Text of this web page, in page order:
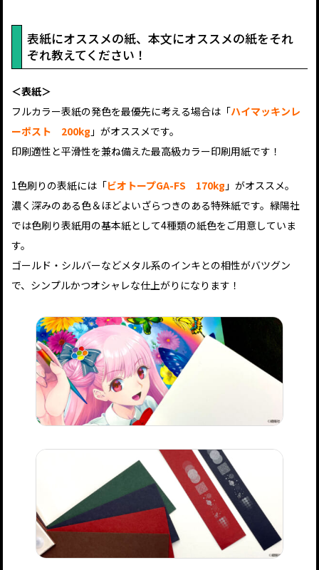
表紙にオススメの紙、本文にオススメの紙をそれ
ぞれ教えてください！
＜表紙＞
フルカラー表紙の発色を最優先に考える場合は「ハイマッキンレ
ーポスト 200kg 」がオススメです。
印刷適性と平滑性を兼ね備えた最高級カラー印刷用紙です！
1色刷りの表紙には「ビオトープGA-FS 170kg 」がオススメ。
濃く深みのある色＆ほどよいざらつきのある特殊紙です。緑陽社
では色刷り表紙用の基本紙として4種類の紙色をご用意していま
す。
ゴールド・シルバーなどメタル系のインキとの相性がバツグン
で、シンプルかつオシャレな仕上がりになります！